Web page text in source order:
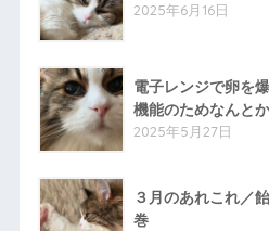
2025年6月16日
電子レンジで卵を
機能のためなんと
2025年5月27日
３月のあれこれ／
巻